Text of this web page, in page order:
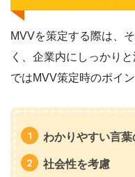
MVVを策定する際は、
く、企業内にしっかり
ではMVV策定時のポイ
わかりやすい言葉
社会性を考慮